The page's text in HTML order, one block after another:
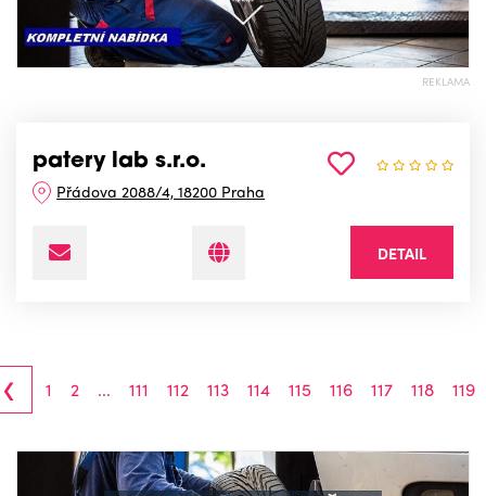
REKLAMA
patery lab s.r.o.
Přádova 2088/4, 18200 Praha
DETAIL
‹ 1 2 ... 111 112 113 114 115 116 117 118 119